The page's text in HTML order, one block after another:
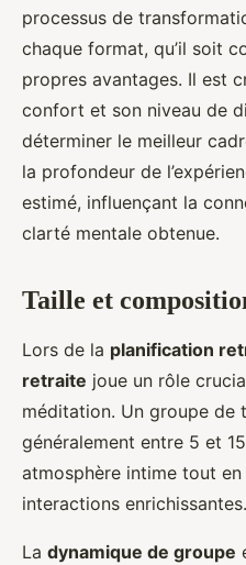
processus de
chaque format, qu’il soit
propres avantages. Il est
confort et son niveau de
déterminer le meilleur
la profondeur de
estimé, influençant la
clarté mentale obtenue.
Taille et
Lors de la planification
retraite joue un rôle
méditation. Un groupe de
généralement entre 5 et
atmosphère intime tout
interactions enrichissantes.
La dynamique de groupe